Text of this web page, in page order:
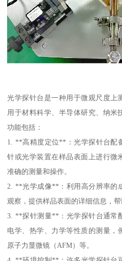
光学探针台是一种用于微观尺度上
用于材料科学、半导体研究、纳米
功能包括：
1. **高精度定位**：光学探针台配
针或光学装置在样品表面上进行微
准确的测量和操作。
2. **光学成像**：利用高分辨率的
观察，提供样品表面的详细信息，
3. **探针测量**：光学探针台通常
电学、热学、力学等性质的测量，
原子力显微镜（AFM）等。